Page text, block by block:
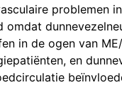
problemen
omdat
in de ogen van
en